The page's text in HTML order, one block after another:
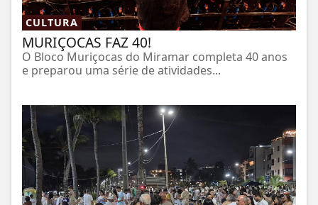
CULTURA
MURIÇOCAS FAZ 40!
O Bloco Muriçocas do Miramar completa 40 anos
e preparou uma série de atividades...